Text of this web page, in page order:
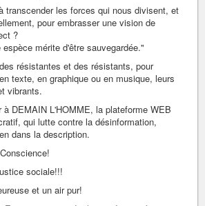
transcender les forces qui nous divisent, et
pour embrasser une vision de
?
mérite d'être sauvegardée."
résistantes et des résistants, pour
texte, en graphique ou en musique, leurs
vibrants.
DEMAIN L'HOMME, la plateforme WEB
qui lutte contre la désinformation,
dans la description.
sociale!!!
et un air pur!